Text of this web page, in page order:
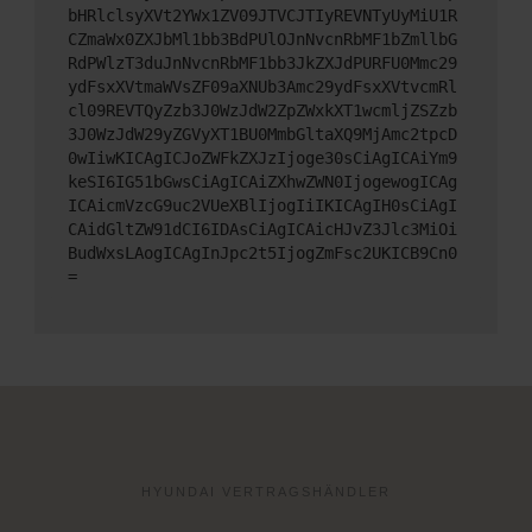
bHRlclsyXVt2YWx1ZV09JTVCJTIyREVNTyUyMiU1R
CZmaWx0ZXJbMl1bb3BdPUlOJnNvcnRbMF1bZmllbG
RdPWlzT3duJnNvcnRbMF1bb3JkZXJdPURFU0Mmc29
ydFsxXVtmaWVsZF09aXNUb3Amc29ydFsxXVtvcmRl
cl09REVTQyZzb3J0WzJdW2ZpZWxkXT1wcmljZSZzb
3J0WzJdW29yZGVyXT1BU0MmbGltaXQ9MjAmc2tpcD
0wIiwKICAgICJoZWFkZXJzIjoge30sCiAgICAiYm9
keSI6IG51bGwsCiAgICAiZXhwZWN0IjogewogICAg
ICAicmVzcG9uc2VUeXBlIjogIiIKICAgIH0sCiAgI
CAidGltZW91dCI6IDAsCiAgICAicHJvZ3Jlc3MiOi
BudWxsLAogICAgInJpc2t5IjogZmFsc2UKICB9Cn0
=